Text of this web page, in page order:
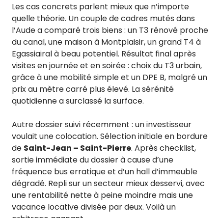
Les cas concrets parlent mieux que n’importe
quelle théorie. Un couple de cadres mutés dans
l’Aude a comparé trois biens : un T3 rénové proche
du canal, une maison à Montplaisir, un grand T4 à
Egassiairal à beau potentiel. Résultat final après
visites en journée et en soirée : choix du T3 urbain,
grâce à une mobilité simple et un DPE B, malgré un
prix au mètre carré plus élevé. La sérénité
quotidienne a surclassé la surface.
Autre dossier suivi récemment : un investisseur
voulait une colocation. Sélection initiale en bordure
de Saint-Jean – Saint-Pierre. Après checklist,
sortie immédiate du dossier à cause d’une
fréquence bus erratique et d’un hall d’immeuble
dégradé. Repli sur un secteur mieux desservi, avec
une rentabilité nette à peine moindre mais une
vacance locative divisée par deux. Voilà un